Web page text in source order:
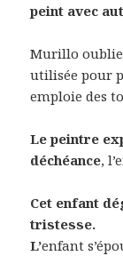
peint avec
Murillo oublie
utilisée pour
emploie des
Le peintre
déchéance,
Cet enfant
tristesse.
L’enfant